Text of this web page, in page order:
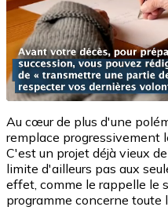
Au cœur de plus d'une
remplace progressivement
C'est un projet déjà vieux
limite d'ailleurs pas aux
effet, comme le rappelle le
programme concerne toute